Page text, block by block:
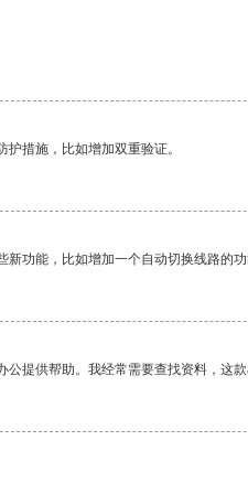
措施，比如增加双重验证。
功能，比如增加一个自动切换线路的功
提供帮助。我经常需要查找资料，这